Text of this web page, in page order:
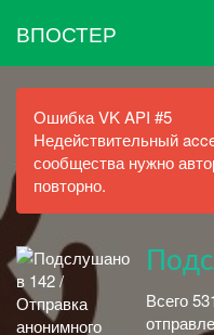
ВПОСТЕР
Ошибка VK API #5
Недействительный
сообщества нужно
повторно.
Всего